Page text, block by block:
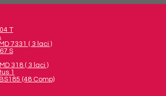
T
7331 ( 3 laci )
S
318 ( 3 laci )
1
(48 Comp)